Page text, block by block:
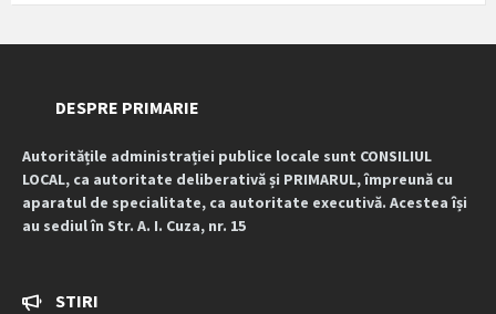
DESPRE PRIMARIE
Autoritățile administrației publice locale sunt CONSILIUL
LOCAL, ca autoritate deliberativă și PRIMARUL, împreună cu
aparatul de specialitate, ca autoritate executivă. Acestea își
au sediul în Str. A. I. Cuza, nr. 15
STIRI